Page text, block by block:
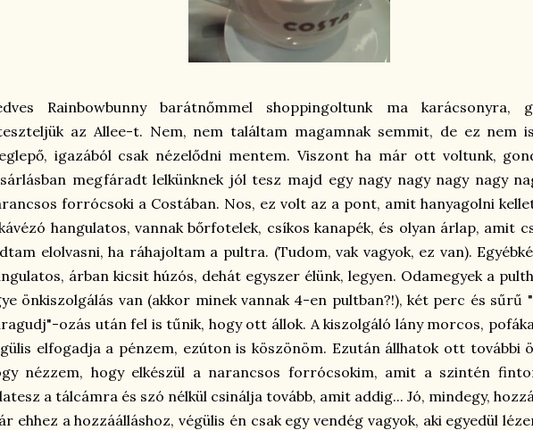
Rainbowbunny barátnőmmel shoppingoltunk ma karácsonyra,
az Allee-t. Nem, nem találtam magamnak semmit, de ez nem
igazából csak nézelődni mentem. Viszont ha már ott voltunk,
megfáradt lelkünknek jól tesz majd egy nagy nagy nagy nagy
forrócsoki a Costában. Nos, ez volt az a pont, amit hanyagolni
hangulatos, vannak bőrfotelek, csíkos kanapék, és olyan árlap, amit
elolvasni, ha ráhajoltam a pultra. (Tudom, vak vagyok, ez van).
árban kicsit húzós, dehát egyszer élünk, legyen. Odamegyek a
önkiszolgálás van (akkor minek vannak 4-en pultban?!), két perc és sűrű
ozás után fel is tűnik, hogy ott állok. A kiszolgáló lány morcos,
elfogadja a pénzem, ezúton is köszönöm. Ezután állhatok ott további
nézzem, hogy elkészül a narancsos forrócsokim, amit a szintén
a tálcámra és szó nélkül csinálja tovább, amit addig... Jó, mindegy,
ehhez a hozzáálláshoz, végülis én csak egy vendég vagyok, aki egyedül